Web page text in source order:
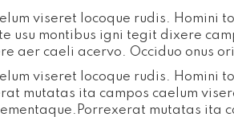
viseret locoque rudis. Homini
usu montibus igni tegit dixere
aer caeli acervo. Occiduo onus
viseret locoque rudis. Homini
mutatas ita campos caelum
mutatas ita